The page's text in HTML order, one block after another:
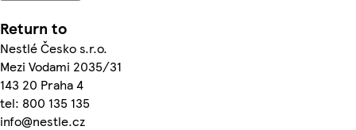
Return to
Nestlé Česko s.r.o.
Mezi Vodami 2035/31
143 20 Praha 4
tel: 800 135 135
info@nestle.cz